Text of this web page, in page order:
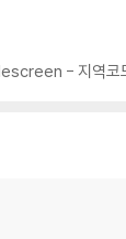
- 지역코